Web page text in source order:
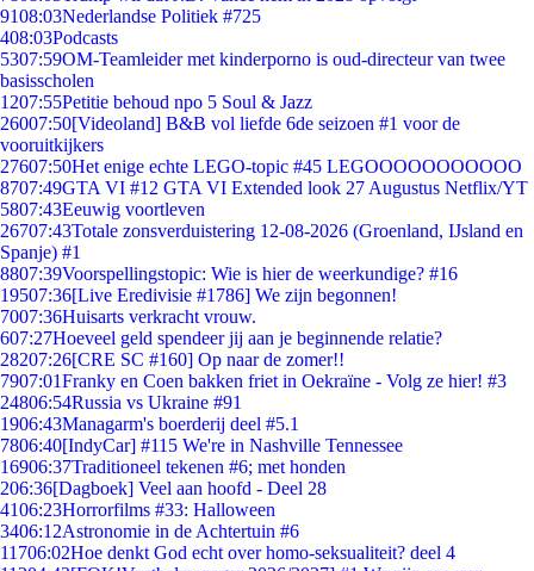
9108:03Nederlandse Politiek #725
408:03Podcasts
5307:59OM-Teamleider met kinderporno is oud-directeur van twee
basisscholen
1207:55Petitie behoud npo 5 Soul & Jazz
26007:50[Videoland] B&B vol liefde 6de seizoen #1 voor de
vooruitkijkers
27607:50Het enige echte LEGO-topic #45 LEGOOOOOOOOOOO
8707:49GTA VI #12 GTA VI Extended look 27 Augustus Netflix/YT
5807:43Eeuwig voortleven
26707:43Totale zonsverduistering 12-08-2026 (Groenland, IJsland en
Spanje) #1
8807:39Voorspellingstopic: Wie is hier de weerkundige? #16
19507:36[Live Eredivisie #1786] We zijn begonnen!
7007:36Huisarts verkracht vrouw.
607:27Hoeveel geld spendeer jij aan je beginnende relatie?
28207:26[CRE SC #160] Op naar de zomer!!
7907:01Franky en Coen bakken friet in Oekraïne - Volg ze hier! #3
24806:54Russia vs Ukraine #91
1906:43Managarm's boerderij deel #5.1
7806:40[IndyCar] #115 We're in Nashville Tennessee
16906:37Traditioneel tekenen #6; met honden
206:36[Dagboek] Veel aan hoofd - Deel 28
4106:23Horrorfilms #33: Halloween
3406:12Astronomie in de Achtertuin #6
11706:02Hoe denkt God echt over homo-seksualiteit? deel 4